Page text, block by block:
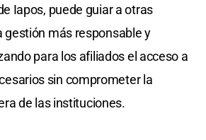
Iapos, puede guiar a otras
gestión más responsable y
para los afiliados el acceso a
sin comprometer la
de las instituciones.